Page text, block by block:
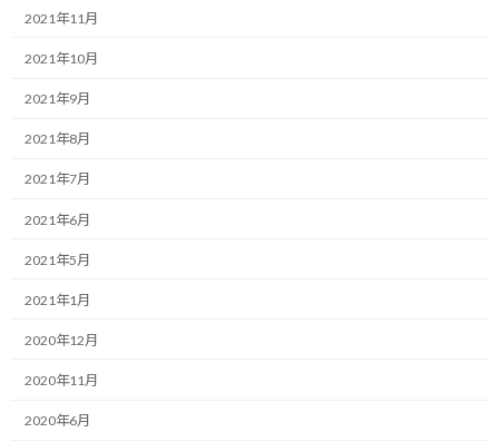
雨の日に走る場所決めてます
か？
2019/06/11(火)
いよいよ梅雨に突入しましたね！
毎日が雨模様となり、ランナーにとっては走りにくい厳しい季節と
言えるでしょうか。
通勤ランが練習の主体である自分も、外が雨だと通勤ランを断念
量が変わってしまいます…
2021年11月
2021年10月
2021年9月
2021年8月
2021年7月
2021年6月
2021年5月
2021年1月
2020年12月
2020年11月
2020年6月